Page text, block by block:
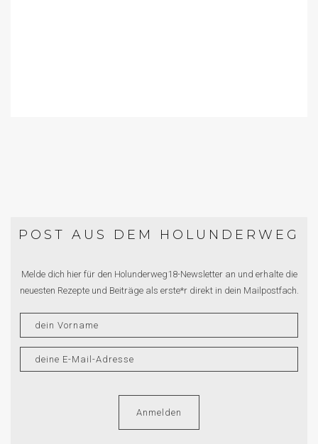
POST AUS DEM HOLUNDERWEG
Melde dich hier für den Holunderweg18-Newsletter an und erhalte die
neuesten Rezepte und Beiträge als erste*r direkt in dein Mailpostfach.